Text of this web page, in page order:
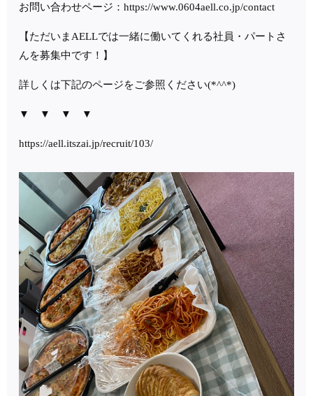
お問い合わせページ：https://www.0604aell.co.jp/contact
【ただいま AELLでは一緒に働いてくれる社員・パートさ
んを募集中です！】
詳しくは下記のページをご参照ください(*^^*)
▼ ▼ ▼ ▼
https://aell.itszai.jp/recruit/103/